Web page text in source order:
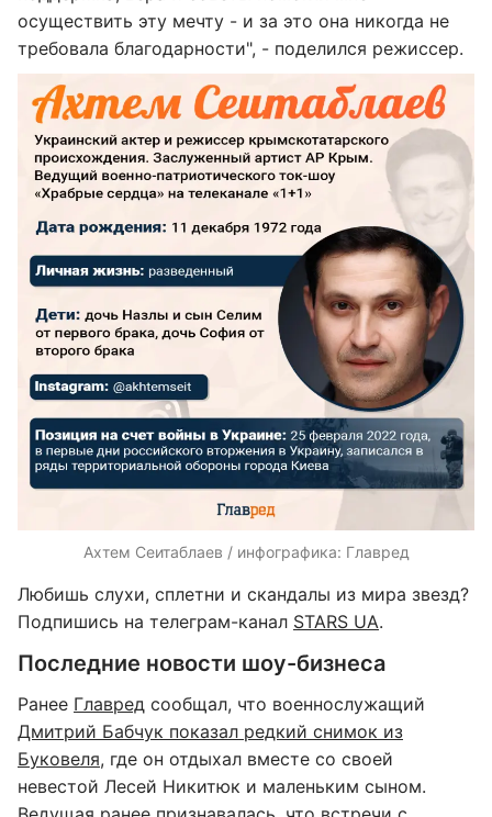
осуществить эту мечту - и за это она никогда не
требовала благодарности", - поделился режиссер.
Ахтем Сеитаблаев / инфографика: Главред
Любишь слухи, сплетни и скандалы из мира звезд?
Подпишись на телеграм-канал STARS UA.
Последние новости шоу-бизнеса
Ранее Главред сообщал, что военнослужащий
Дмитрий Бабчук показал редкий снимок из
Буковеля, где он отдыхал вместе со своей
невестой Лесей Никитюк и маленьким сыном.